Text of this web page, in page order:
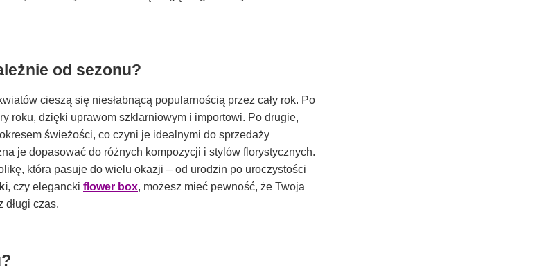
od sezonu?
cieszą się niesłabnącą popularnością przez cały rok. Po
roku, dzięki uprawom szklarniowym i importowi. Po drugie,
świeżości, co czyni je idealnymi do sprzedaży
je dopasować do różnych kompozycji i stylów florystycznych.
która pasuje do wielu okazji – od urodzin po uroczystości
, czy elegancki flower box, możesz mieć pewność, że Twoja
czas.